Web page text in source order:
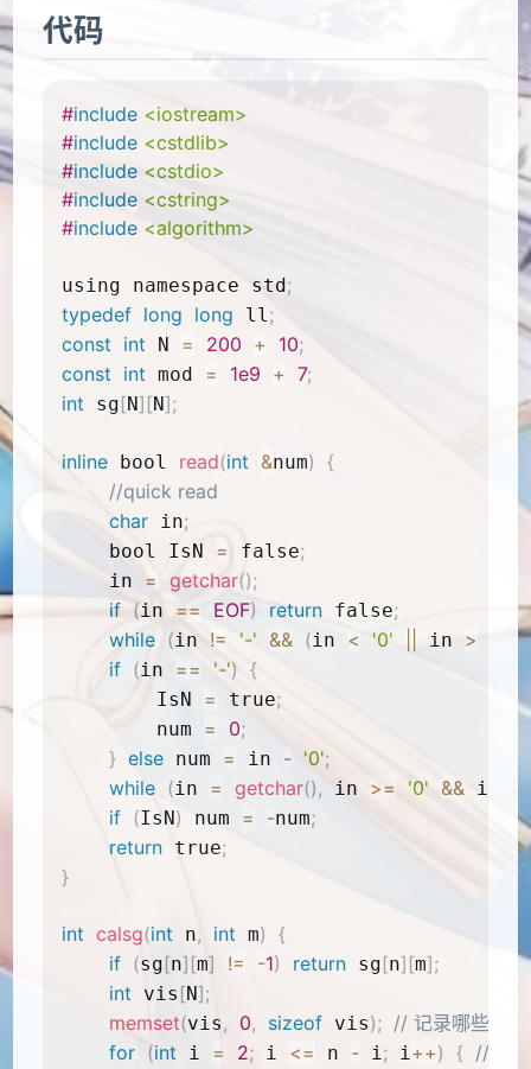
代码
#include <iostream>
#include <cstdlib>
#include <cstdio>
#include <cstring>
#include <algorithm>
using namespace std ;
typedef long long ll;
const int N = 200 + 10;
const int mod = 1e9 + 7;
int sg[N] [N];
inline bool read(int &num)
{
//quick read
char in;
    bool IsN
= false;
    in
= getchar();
if (in == EOF) return false;
while (in != '-' && (in < '0' in > ))
if (in == '-') {
        IsN
= true;
        num
= 0;
} else num = in - '0';
while (in = getchar(), in >= '0' && in
if (IsN ) num = -num;
return true;
}
int calsg(int n, int m)
{
if (sg[n] [m] != -1) return sg[n] [m];
int vis [N];
memset(vis, 0, sizeof vis); // 记录哪些子
for (int i = 2; i <= n - i; i++) { // 不